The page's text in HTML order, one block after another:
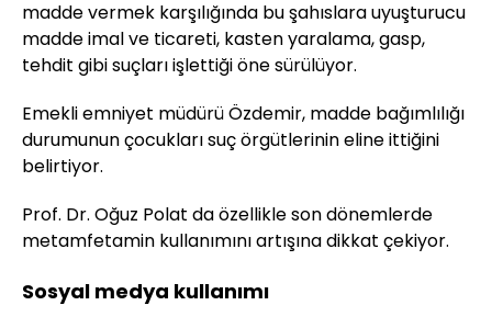
madde vermek karşılığında bu şahıslara uyuşturucu
madde imal ve ticareti, kasten yaralama, gasp,
tehdit gibi suçları işlettiği öne sürülüyor.
Emekli emniyet müdürü Özdemir, madde bağımlılığı
durumunun çocukları suç örgütlerinin eline ittiğini
belirtiyor.
Prof. Dr. Oğuz Polat da özellikle son dönemlerde
metamfetamin kullanımını artışına dikkat çekiyor.
Sosyal medya kullanımı